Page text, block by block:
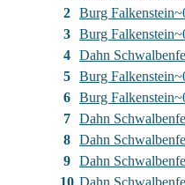
2 Burg
3 Burg
4 Dahn
5 Burg
6 Burg
7 Dahn
8 Dahn
9 Dahn
10 Dahn